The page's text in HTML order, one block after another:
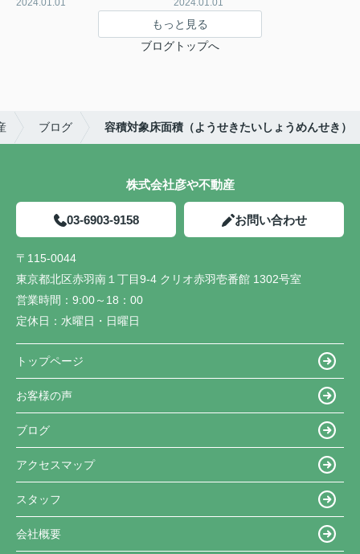
2024.01.01 2024.01.01
もっと見る
ブログトップへ
ブログ 容積対象床面積（ようせきたいしょうめんせき）
株式会社彦や不動産
03-6903-9158 お問い合わせ
〒115-0044
東京都北区赤羽南１丁目9-4 クリオ赤羽壱番館 1302号室
営業時間： 9:00～18：00
定休日： 水曜日・日曜日
トップページ
お客様の声
ブログ
アクセスマップ
スタッフ
会社概要